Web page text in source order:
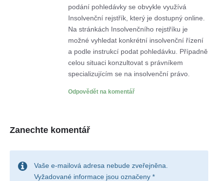
podání pohledávky se obvykle využívá
Insolvenční rejstřík, který je dostupný online.
Na stránkách Insolvenčního rejstříku je
možné vyhledat konkrétní insolvenční řízení
a podle instrukcí podat pohledávku. Případně
celou situaci konzultovat s právníkem
specializujícím se na insolvenční právo.
Odpovědět na komentář
Zanechte komentář
Vaše e-mailová adresa nebude zveřejněna.
Vyžadované informace jsou označeny *